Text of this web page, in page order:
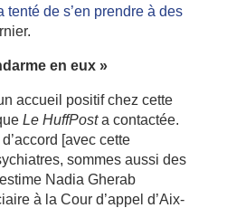
tenté de s’en prendre à des
en eux »
accueil positif chez cette
Le HuffPosta contactée.
[avec cette
sommes aussi des
Nadia Gherab
à la Cour d’appel d’Aix-